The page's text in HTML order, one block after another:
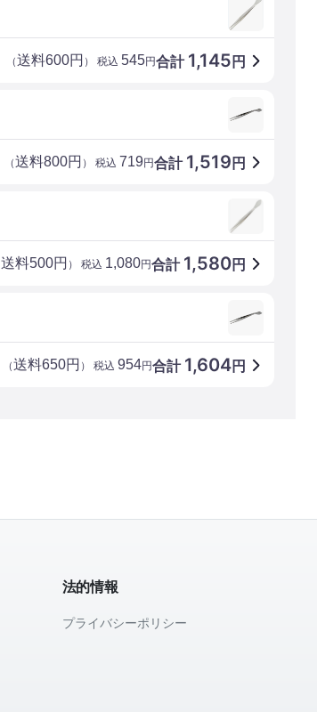
合計 1,145 円
（送料600円 ） 税込 545円
合計 1,519 円
（送料800円 ） 税込 719円
合計 1,580円
送料500円 ） 税込 1,080円
合計 1,604円
（送料650円 ） 税込 954円
法的情報
プライバシーポリシー